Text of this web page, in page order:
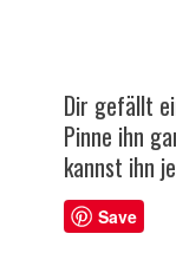
Dir gefällt
Pinne ihn
kannst ihn
Save